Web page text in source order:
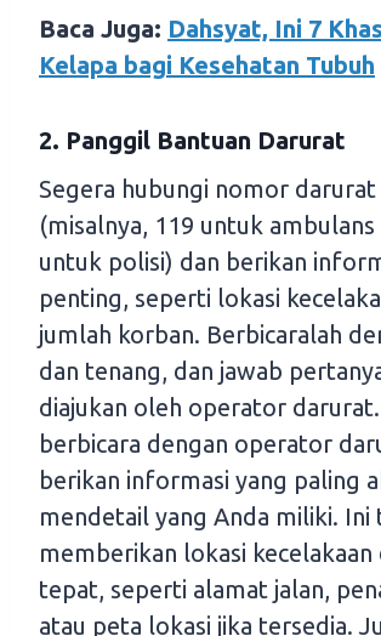
Baca Juga: Dahsyat, Ini 7
Kelapa bagi Kesehatan Tubuh
2. Panggil Bantuan Darurat
Segera hubungi nomor
(misalnya, 119 untuk ambulans
untuk polisi) dan berikan
penting, seperti lokasi
jumlah korban. Berbicaralah
dan tenang, dan jawab
diajukan oleh operator
berbicara dengan operator
berikan informasi yang paling
mendetail yang Anda miliki. Ini
memberikan lokasi kecelakaan
tepat, seperti alamat jalan,
atau peta lokasi jika tersedia.